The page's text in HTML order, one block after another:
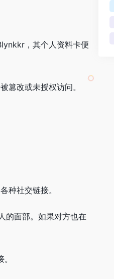
，其个人资料卡便
篡改或未授权访问。
种社交链接。
的面部。如果对方也在